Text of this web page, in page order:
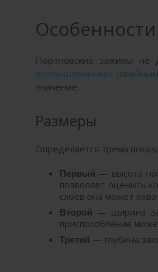
Портновские зажимы не
промышленными
значение.
Размеры
Определяется тремя
Первый — высота
позволяет оценить
слоев она может
Второй — ширина
приспособление
Третий — глубина